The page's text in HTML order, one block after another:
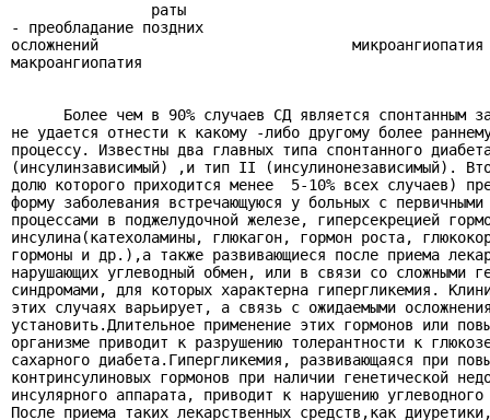
                раты
- преобладание поздних
осложнений                             микроангиопатия
макроангиопатия
Более чем в 90% случаев СД является спонтанным
не удается отнести к какому -либо другому более
процессу. Известны два главных типа спонтанного
(инсулинзависимый) ,и тип II (инсулинонезависимый).
долю которого приходится менее  5-10% всех случаев)
форму заболевания встречающуюся у больных с первичными
процессами в поджелудочной железе, гиперсекрецией
инсулина(катехоламины, глюкагон, гормон роста,
гормоны и др.),а также развивающиеся после приема
нарушающих углеводный обмен, или в связи со сложными
синдромами, для которых характерна гипергликемия.
этих случаях варьирует, а связь с ожидаемыми
установить.Длительное применение этих гормонов или
организме приводит к разрушению толерантности к
сахарного диабета.Гипергликемия, развивающаяся при
контринсулиновых гормонов при наличии генетической
инсулярного аппарата, приводит к нарушению
После приема таких лекарственных средств,как